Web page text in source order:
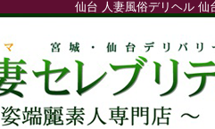
仙台 人妻風俗デリヘル 仙